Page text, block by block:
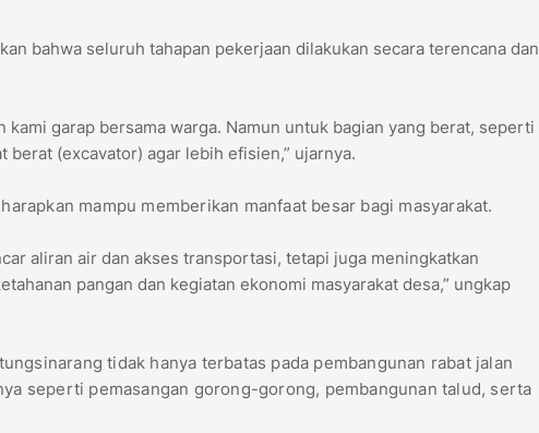
bahwa seluruh tahapan pekerjaan dilakukan secara terencana dan
kami garap bersama warga. Namun untuk bagian yang berat, seperti
(excavator) agar lebih efisien,” ujarnya.
mampu memberikan manfaat besar bagi masyarakat.
aliran air dan akses transportasi, tetapi juga meningkatkan
pangan dan kegiatan ekonomi masyarakat desa,” ungkap
tidak hanya terbatas pada pembangunan rabat jalan
seperti pemasangan gorong-gorong, pembangunan talud, serta